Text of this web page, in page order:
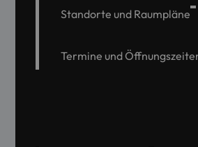
Standorte und Raumpläne
Termine und